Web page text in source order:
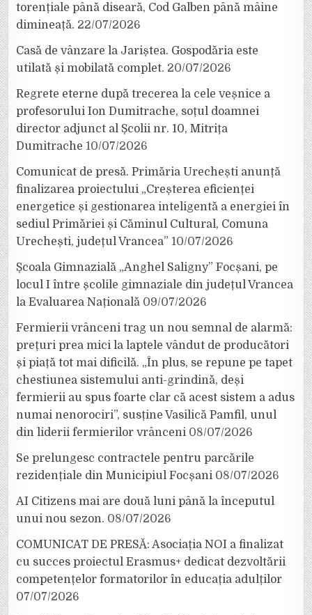
torențiale până diseară, Cod Galben până mâine
dimineață. 22/07/2026
Casă de vânzare la Jariștea. Gospodăria este
utilată și mobilată complet. 20/07/2026
Regrete eterne după trecerea la cele veșnice a
profesorului Ion Dumitrache, soțul doamnei
director adjunct al Școlii nr. 10, Mitrița
Dumitrache 10/07/2026
Comunicat de presă. Primăria Urechești anunță
finalizarea proiectului „Creșterea eficienței
energetice și gestionarea inteligentă a energiei în
sediul Primăriei și Căminul Cultural, Comuna
Urechești, județul Vrancea” 10/07/2026
Școala Gimnazială „Anghel Saligny” Focșani, pe
locul I între școlile gimnaziale din județul Vrancea
la Evaluarea Națională 09/07/2026
Fermierii vrânceni trag un nou semnal de alarmă:
prețuri prea mici la laptele vândut de producători
și piață tot mai dificilă. „În plus, se repune pe tapet
chestiunea sistemului anti-grindină, deși
fermierii au spus foarte clar că acest sistem a adus
numai nenorociri”, susține Vasilică Pamfil, unul
din liderii fermierilor vrânceni 08/07/2026
Se prelungesc contractele pentru parcările
rezidențiale din Municipiul Focșani 08/07/2026
AI Citizens mai are două luni până la începutul
unui nou sezon. 08/07/2026
COMUNICAT DE PRESĂ: Asociația NOI a finalizat
cu succes proiectul Erasmus+ dedicat dezvoltării
competențelor formatorilor în educația adulților
07/07/2026